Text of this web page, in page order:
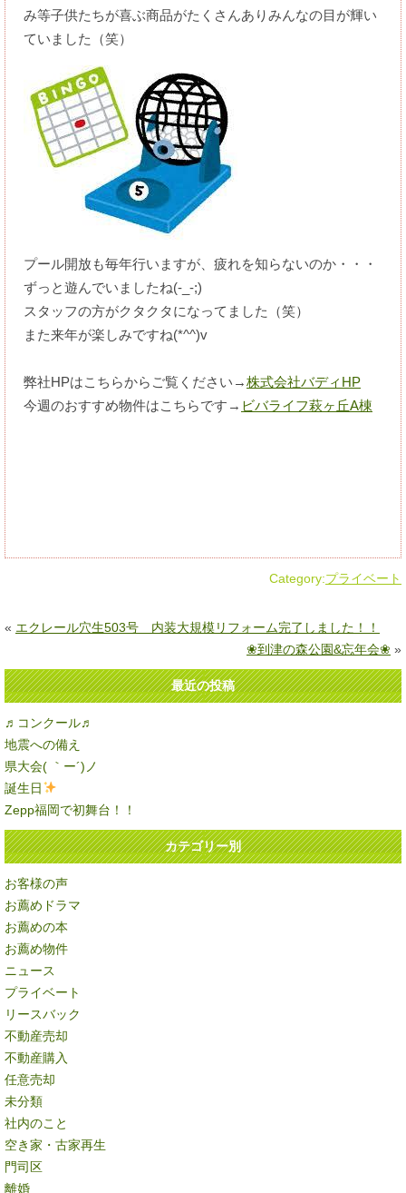
み等子供たちが喜ぶ商品がたくさんありみんなの目が輝い
ていました（笑）
プール開放も毎年行いますが、疲れを知らないのか・・・
ずっと遊んでいましたね(-_-;)
スタッフの方がクタクタになってました（笑）
また来年が楽しみですね(*^^)v
弊社HPはこちらからご覧ください→株式会社バディHP
今週のおすすめ物件はこちらです→ ビバライフ萩ヶ丘A棟
Category:プライベート
« エクレール穴生503号 内装大規模リフォーム完了しました！！
❀到津の森公園&忘年会❀ »
最近の投稿
♬コンクール♬
地震への備え
県大会( ｀ー´)ノ
誕生日
Zepp福岡で初舞台！！
カテゴリー別
お客様の声
お薦めドラマ
お薦めの本
お薦め物件
ニュース
プライベート
リースバック
不動産売却
不動産購入
任意売却
未分類
社内のこと
空き家・古家再生
門司区
離婚